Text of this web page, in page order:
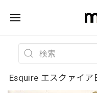
Esquire エスクァイア